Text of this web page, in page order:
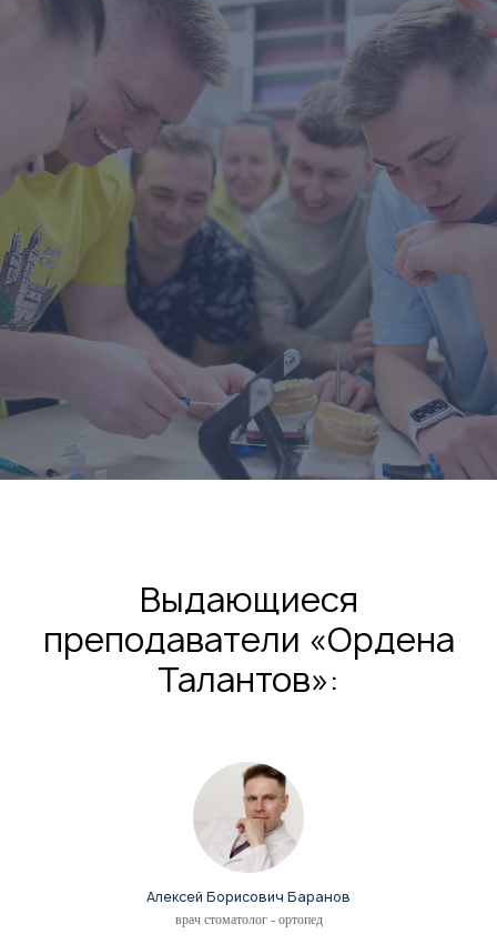
Выдающиеся
преподаватели «Ордена
Талантов»:
Алексей Борисович Баранов
врач стоматолог - ортопед